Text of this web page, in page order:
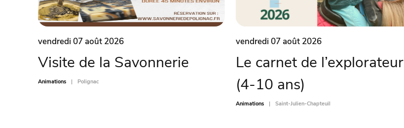
vendredi 07 août 2026
Visite de la Savonnerie
Animations Polignac
vendredi 07 août 2026
Le carnet de l’explorateur
(4-10 ans)
Animations Saint-Julien-Chapteuil